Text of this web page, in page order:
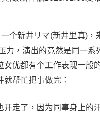
个新井リマ(新井里真)
力，演出的竟然是同一
优都有个工作表现一般
帮忙把事做完：
开走了，因为同事身上